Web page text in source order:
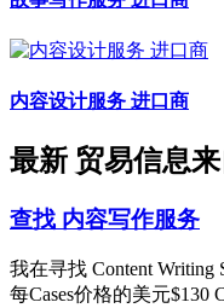
内容设计服务 进口商
最新 贸易信息
查找 内容写作服务
我在寻找 Content Writing
每Cases价格的美元$130